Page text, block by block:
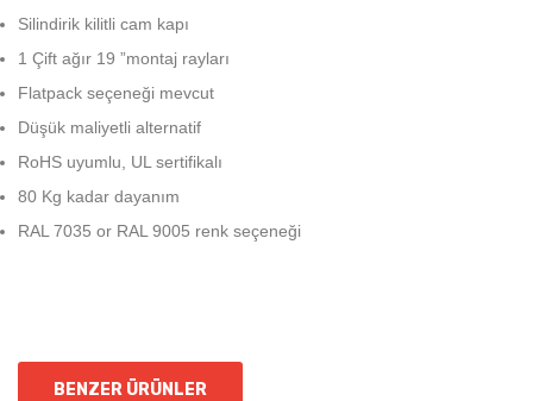
Silindirik kilitli cam kapı
1 Çift ağır 19 ”montaj rayları
Flatpack seçeneği mevcut
Düşük maliyetli alternatif
RoHS uyumlu, UL sertifikalı
80 Kg kadar dayanım
RAL 7035 or RAL 9005 renk seçeneği
BENZER ÜRÜNLER